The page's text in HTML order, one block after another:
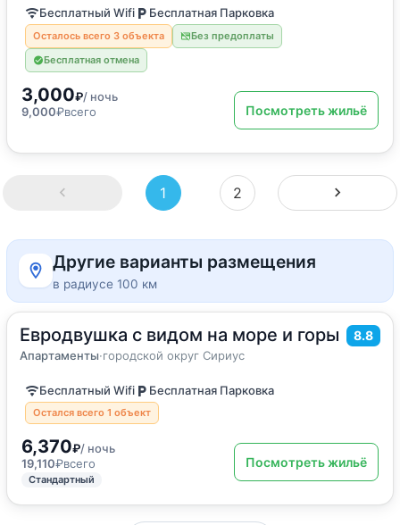
Бесплатный Wifi Бесплатная Парковка
Осталось всего 3 объекта
Без предоплаты
Бесплатная отмена
3,000₽/ ночь
9,000₽всего Посмотреть жильё
1 2
Другие варианты размещения
в радиусе 100 км
Евродвушка с видом на море и горы 8.8
Апартаменты·городской округ Сириус
31м2· 4 гостя
Бесплатный Wifi Бесплатная Парковка
Остался всего 1 объект
6,370₽/ ночь
19,110₽всего
Стандартный
Посмотреть жильё